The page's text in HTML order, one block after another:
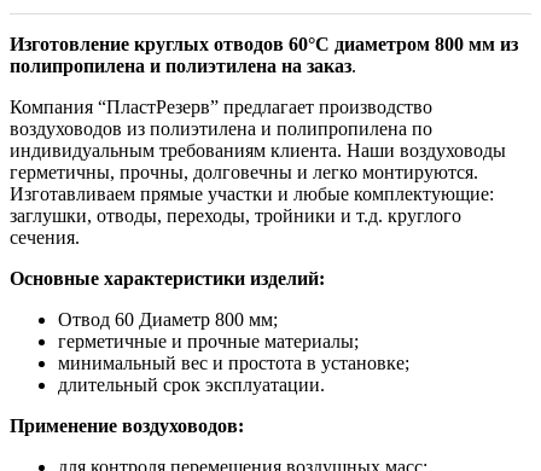
Изготовление круглых отводов 60°С диаметром 800 мм из
полипропилена и полиэтилена на заказ.
Компания “ПластРезерв” предлагает производство
воздуховодов из полиэтилена и полипропилена по
индивидуальным требованиям клиента. Наши воздуховоды
герметичны, прочны, долговечны и легко монтируются.
Изготавливаем прямые участки и любые комплектующие:
заглушки, отводы, переходы, тройники и т.д. круглого
сечения.
Основные характеристики изделий:
Отвод 60 Диаметр 800 мм;
герметичные и прочные материалы;
минимальный вес и простота в установке;
длительный срок эксплуатации.
Применение воздуховодов:
для контроля перемещения воздушных масс;